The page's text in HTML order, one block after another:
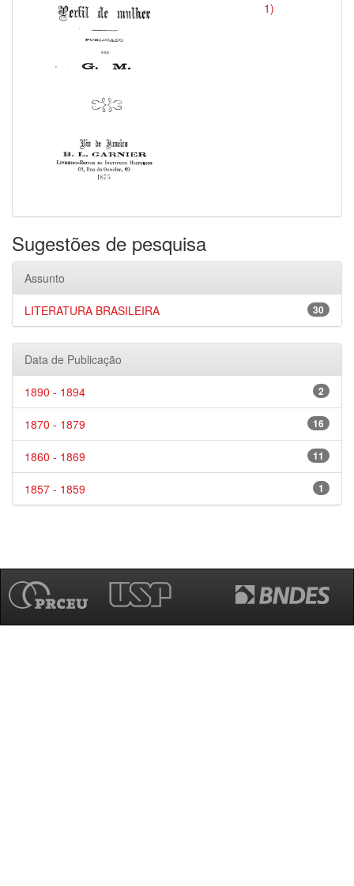
1)
Sugestões de pesquisa
Assunto
30
LITERATURA BRASILEIRA
Data de Publicação
2
1890 - 1894
16
1870 - 1879
11
1860 - 1869
1
1857 - 1859